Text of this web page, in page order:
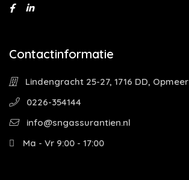
Contactinformatie
Lindengracht 25-27, 1716 DD, Opmeer
0226-354144
info@sngassurantien.nl
Ma - Vr 9:00 - 17:00